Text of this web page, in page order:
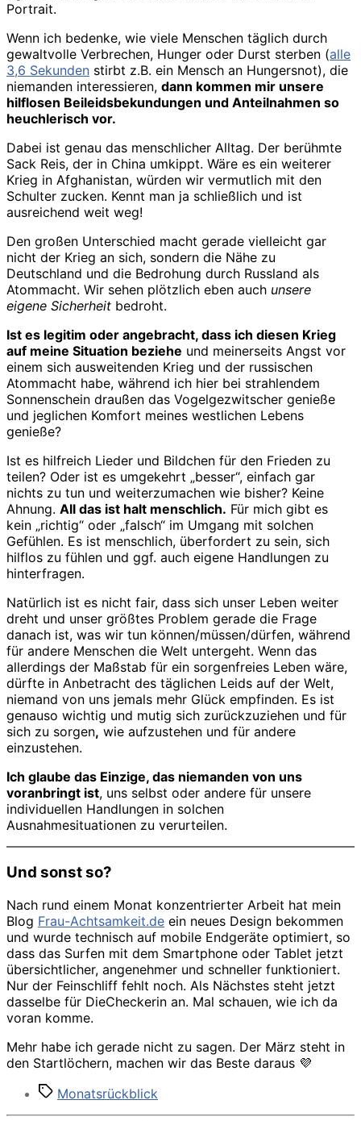
Portrait.
Wenn ich bedenke, wie viele Menschen täglich durch
gewaltvolle Verbrechen, Hunger oder Durst sterben (alle
3,6 Sekunden stirbt z.B. ein Mensch an Hungersnot), die
niemanden interessieren, dann kommen mir unsere
hilflosen Beileidsbekundungen und Anteilnahmen so
heuchlerisch vor.
Dabei ist genau das menschlicher Alltag. Der berühmte
Sack Reis, der in China umkippt. Wäre es ein weiterer
Krieg in Afghanistan, würden wir vermutlich mit den
Schulter zucken. Kennt man ja schließlich und ist
ausreichend weit weg!
Den großen Unterschied macht gerade vielleicht gar
nicht der Krieg an sich, sondern die Nähe zu
Deutschland und die Bedrohung durch Russland als
Atommacht. Wir sehen plötzlich eben auch unsere
eigene Sicherheit bedroht.
Ist es legitim oder angebracht, dass ich diesen Krieg
auf meine Situation beziehe und meinerseits Angst vor
einem sich ausweitenden Krieg und der russischen
Atommacht habe, während ich hier bei strahlendem
Sonnenschein draußen das Vogelgezwitscher genieße
und jeglichen Komfort meines westlichen Lebens
genieße?
Ist es hilfreich Lieder und Bildchen für den Frieden zu
teilen? Oder ist es umgekehrt „besser“, einfach gar
nichts zu tun und weiterzumachen wie bisher? Keine
Ahnung. All das ist halt menschlich. Für mich gibt es
kein „richtig“ oder „falsch“ im Umgang mit solchen
Gefühlen. Es ist menschlich, überfordert zu sein, sich
hilflos zu fühlen und ggf. auch eigene Handlungen zu
hinterfragen.
Natürlich ist es nicht fair, dass sich unser Leben weiter
dreht und unser größtes Problem gerade die Frage
danach ist, was wir tun können/müssen/dürfen, während
für andere Menschen die Welt untergeht. Wenn das
allerdings der Maßstab für ein sorgenfreies Leben wäre,
dürfte in Anbetracht des täglichen Leids auf der Welt,
niemand von uns jemals mehr Glück empfinden. Es ist
genauso wichtig und mutig sich zurückzuziehen und für
sich zu sorgen, wie aufzustehen und für andere
einzustehen.
Ich glaube das Einzige, das niemanden von uns
voranbringt ist, uns selbst oder andere für unsere
individuellen Handlungen in solchen
Ausnahmesituationen zu verurteilen.
Und sonst so?
Nach rund einem Monat konzentrierter Arbeit hat mein
Blog Frau-Achtsamkeit.de ein neues Design bekommen
und wurde technisch auf mobile Endgeräte optimiert, so
dass das Surfen mit dem Smartphone oder Tablet jetzt
übersichtlicher, angenehmer und schneller funktioniert.
Nur der Feinschliff fehlt noch. Als Nächstes steht jetzt
dasselbe für DieCheckerin an. Mal schauen, wie ich da
voran komme.
Mehr habe ich gerade nicht zu sagen. Der März steht in
den Startlöchern, machen wir das Beste daraus 💜
Schlagwörter
Monatsrückblick